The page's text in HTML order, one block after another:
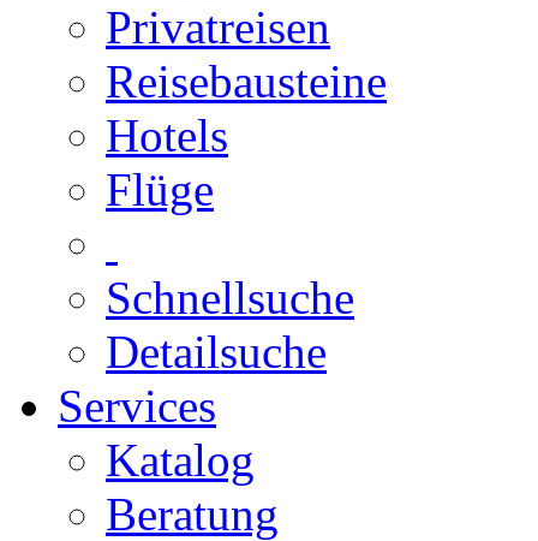
Privatreisen
Reisebausteine
Hotels
Flüge
Schnellsuche
Detailsuche
Services
Katalog
Beratung